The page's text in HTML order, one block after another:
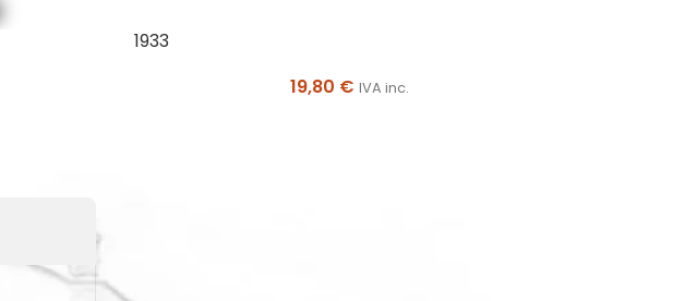
1933
19,80 € IVA inc.